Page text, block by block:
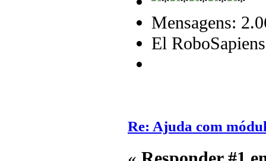
Mensagens:
El RoboSapiens
Re: Ajuda com